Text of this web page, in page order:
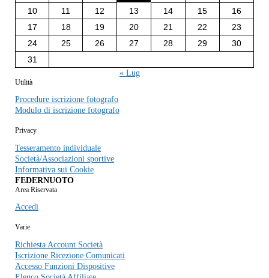
10
11 12 13 14 15
16
17
18 19 20 21 22
23
24
25 26 27 28 29
30
31
« Lug
Utilità
Procedure iscrizione fotografo
Modulo di iscrizione fotografo
Privacy
Tesseramento individuale
Società/Associazioni sportive
Informativa sui Cookie
FEDERNUOTO
Area Riservata
Accedi
Varie
Richiesta Account Società
Iscrizione Ricezione Comunicati
Accesso Funzioni Dispositive